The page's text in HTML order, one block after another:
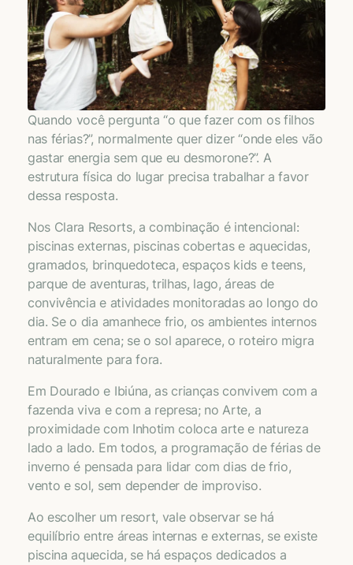
Quando você pergunta “o que fazer com os filhos
nas férias?”, normalmente quer dizer “onde eles vão
gastar energia sem que eu desmorone?”. A
estrutura física do lugar precisa trabalhar a favor
dessa resposta.
Nos Clara Resorts, a combinação é intencional:
piscinas externas, piscinas cobertas e aquecidas,
gramados, brinquedoteca, espaços kids e teens,
parque de aventuras, trilhas, lago, áreas de
convivência e atividades monitoradas ao longo do
dia. Se o dia amanhece frio, os ambientes internos
entram em cena; se o sol aparece, o roteiro migra
naturalmente para fora.
Em Dourado e Ibiúna, as crianças convivem com a
fazenda viva e com a represa; no Arte, a
proximidade com Inhotim coloca arte e natureza
lado a lado. Em todos, a programação de férias de
inverno é pensada para lidar com dias de frio,
vento e sol, sem depender de improviso.
Ao escolher um resort, vale observar se há
equilíbrio entre áreas internas e externas, se existe
piscina aquecida, se há espaços dedicados a